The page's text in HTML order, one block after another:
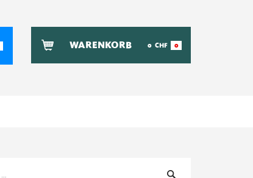
WARENKORB 0 CHF 0